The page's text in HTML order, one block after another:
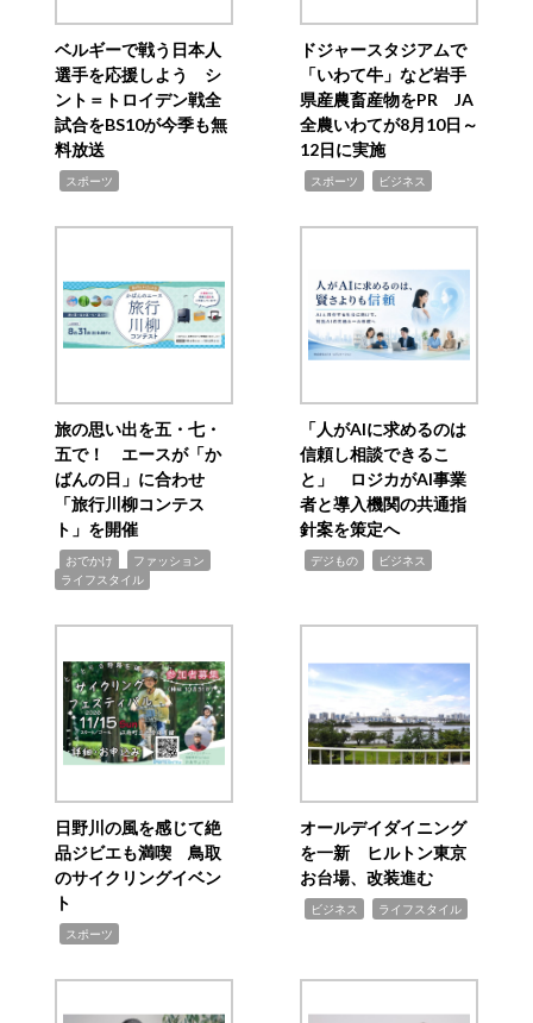
ベルギーで戦う日本人
選手を応援しよう シ
ント＝トロイデン戦全
試合をBS10が今季も無
料放送
スポーツ
ドジャースタジアムで
「いわて牛」など岩手
県産農畜産物をPR JA
全農いわてが8月10日～
12日に実施
スポーツ ビジネス
旅の思い出を五・七・
五で！ エースが「か
ばんの日」に合わせ
「旅行川柳コンテス
ト」を開催
おでかけ ファッション
ライフスタイル
「人がAIに求めるのは
信頼し相談できるこ
と」 ロジカがAI事業
者と導入機関の共通指
針案を策定へ
デジもの ビジネス
日野川の風を感じて絶
品ジビエも満喫 鳥取
のサイクリングイベン
ト
スポーツ
オールデイダイニング
を一新 ヒルトン東京
お台場、改装進む
ビジネス ライフスタイル